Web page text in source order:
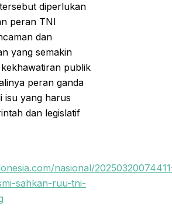
diperlukan
peran TNI
dan
yang semakin
publik
peran ganda
isu yang harus
dan legislatif
nasional/
sahkan-ruu-tni-